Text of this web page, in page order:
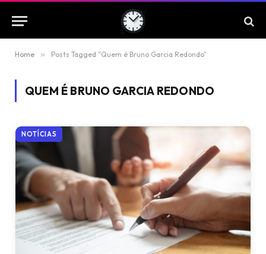
Home » Posts Tagged "Quem é Bruno Garcia Redondo"
QUEM É BRUNO GARCIA REDONDO
NOTÍCIAS